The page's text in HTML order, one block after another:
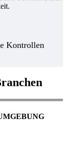
Kontrollen